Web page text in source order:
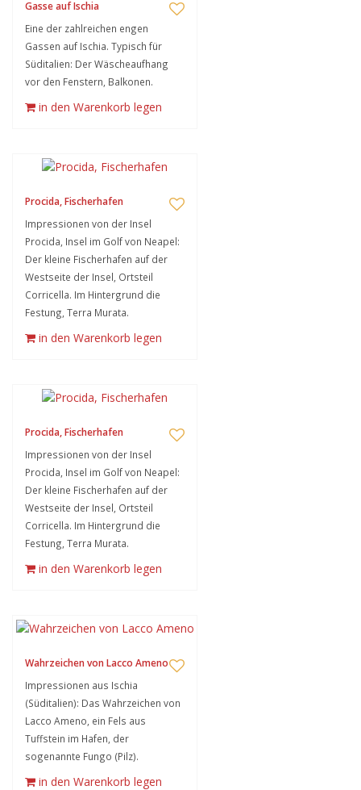
Gasse auf Ischia
Eine der zahlreichen engen
Gassen auf Ischia. Typisch für
Süditalien: Der Wäscheaufhang
vor den Fenstern, Balkonen.
in den Warenkorb legen
Procida, Fischerhafen
Impressionen von der Insel
Procida, Insel im Golf von Neapel:
Der kleine Fischerhafen auf der
Westseite der Insel, Ortsteil
Corricella. Im Hintergrund die
Festung, Terra Murata.
in den Warenkorb legen
Procida, Fischerhafen
Impressionen von der Insel
Procida, Insel im Golf von Neapel:
Der kleine Fischerhafen auf der
Westseite der Insel, Ortsteil
Corricella. Im Hintergrund die
Festung, Terra Murata.
in den Warenkorb legen
Wahrzeichen von Lacco Ameno
Impressionen aus Ischia
(Süditalien): Das Wahrzeichen von
Lacco Ameno, ein Fels aus
Tuffstein im Hafen, der
sogenannte Fungo (Pilz).
in den Warenkorb legen